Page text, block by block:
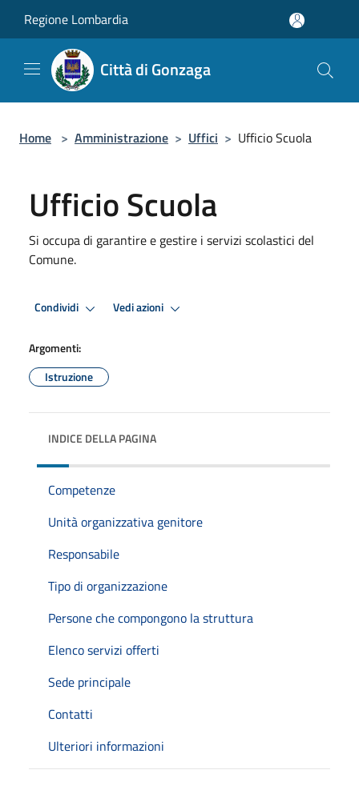
Regione Lombardia
Città di Gonzaga
Home > Amministrazione > Uffici > Ufficio Scuola
Ufficio Scuola
Si occupa di garantire e gestire i servizi scolastici del
Comune.
Condividi Vedi azioni
Argomenti:
Istruzione
INDICE DELLA PAGINA
Competenze
Unità organizzativa genitore
Responsabile
Tipo di organizzazione
Persone che compongono la struttura
Elenco servizi offerti
Sede principale
Contatti
Ulteriori informazioni